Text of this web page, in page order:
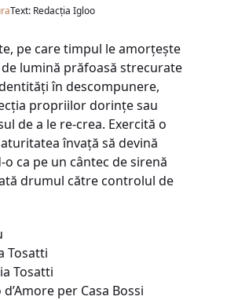
Text: Redacția Igloo
pe care timpul le amorţeşte
lumină prăfoasă strecurate
în descompunere,
propriilor dorinţe sau
de a le re-crea. Exercită o
învaţă să devină
ca pe un cântec de sirenă
drumul către controlul de
Tosatti
Tosatti
per Casa Bossi